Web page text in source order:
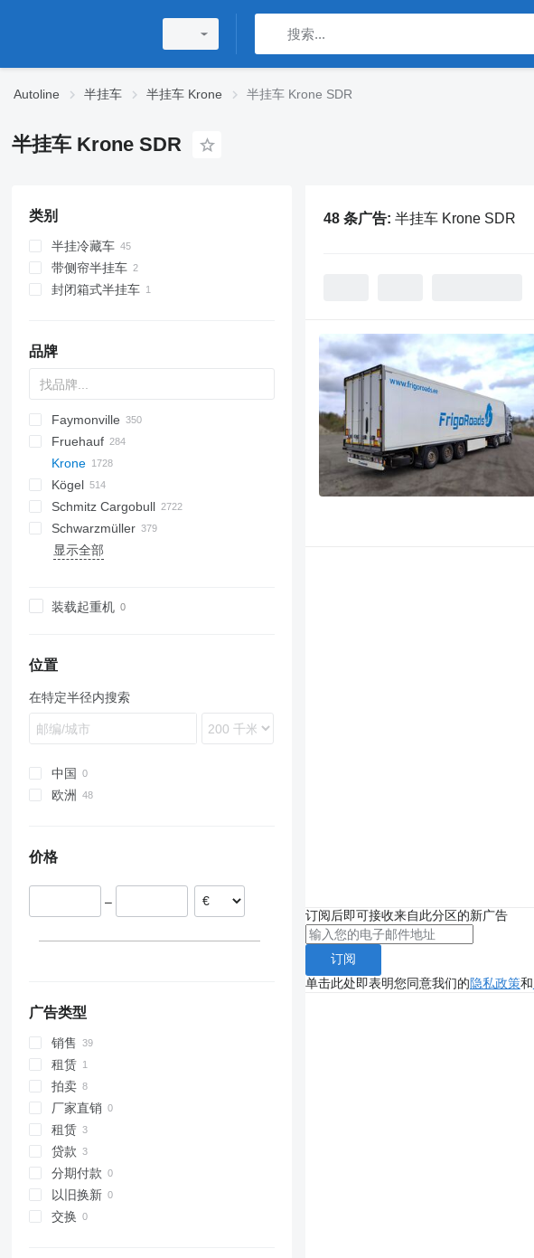
Autoline 半挂车 半挂车 Krone 半挂车 Krone SDR
半挂车 Krone SDR
类别
半挂冷藏车
带侧帘半挂车
封闭箱式半挂车
品牌
S44315CHC
OKA
OKHS
OKS
AS
PS
SFCL
HTS
Agriliner
Bulkliner
C-series
Jumboliner
Landliner
Optiliner
T-series
N-series
SAPL
S-series
KIS
NN
TRB
2 series
3 series
4 series
5 series
6 series
E series
TSAA
ADR
BPDO
BPO
CCS
CHKS
CSS
CSD
Inogam
Tecnogam
SG
LVO
CT
FT
EF
Sliding
Stack
ADR
OPL
OPP
A-series
Logo
P-series
Z-series
TXA
L-series
T-series
EM
19
37
ZDK
Faymonville
MAX
Multi
SPZ
STBZ
STN
STZ
DHKA
DHKS
DK
DTS
EDK
SDS
TMK
FLO
HW
Fruehauf
Oplegger
T-series
TF
TX
SGB
SPZ
STN
STPA
STZ
THP
GS
GA
DRO
GLT3
SB
NTG
STTM3N
SDS-H
HSA
99981
DO
TO
S-series
KLP
D-series
S-series
T-series
SKD
SKM
SP
GTS
K-series
CF
Krone
Mega Liner
Profi Liner
SD
SD 24
SDC
SDP 24
SDR
LB
SB
SC
SKB
Kögel
S 24
SK
SN
ZK
0-2
0-3
O-3
LVFS
SR2
SBH
SGL
SK
LTF
LTP
SR
SBS
HTM
Eurolohr
TGA
MAX100
MAC
MNL
G-series
MHKS
MHPS
SA
SL
SD
MPG
MPS
MTS
AM
EURO
TRS
K-series
SPL
SVF
SMR
T-series
ONCR
EURO
MCO
OSD
S-series
EDK
OL
OGT
ET3
SXD
T-series
TXC
NPL
NS
NV
SBA
SCT
S-series
T669
C70
RHKS
RSBS
Premium
Euro
NS
ROC
Kaiser
Auriga
Formula
S-series
SP
Mega
S338
SR
R-series
EuroCombi
EuroCompact
FlatCombi
Schmitz Cargobull
KO
MEGA
SCF
SKO
SPR
SW
Schwarzmüller
HKS
SPA
CS
SP
SGL
S-series
AM
TCH
4.SOU
F-series
KP
GL
LPRS
D 651
SP
ST
FS
A-series
SZ
36
VO
LPRS
S 327
NJ
D-series
36
47
L-series
显示全部
装载起重机
位置
在特定半径内搜索
中国
欧洲
爱沙尼亚
价格
–
广告类型
销售
租赁
拍卖
厂家直销
租赁
贷款
分期付款
以旧换新
交换
48 条广告: 半挂车 Krone SDR
订阅后即可接收来自此分区的新广告
订阅
单击此处即表明您同意我们的隐私政策和